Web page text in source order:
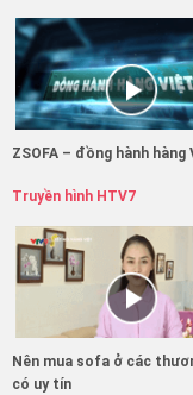
ZSOFA – đồng hành hàng
Truyền hình HTV7
Nên mua sofa ở các
có uy tín